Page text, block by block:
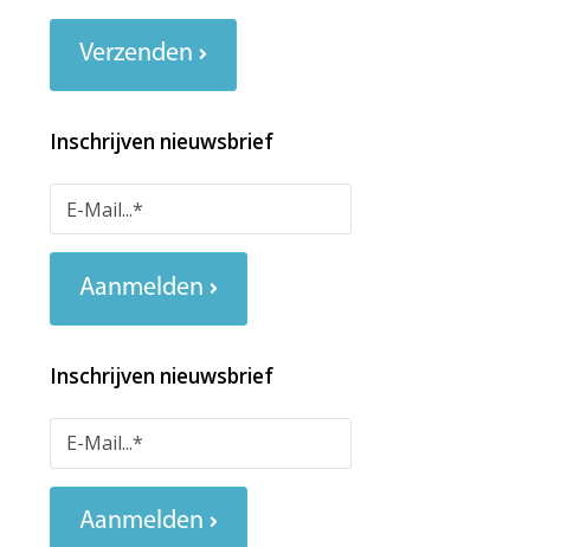
Verzenden
Inschrijven nieuwsbrief
Aanmelden
Inschrijven nieuwsbrief
Aanmelden